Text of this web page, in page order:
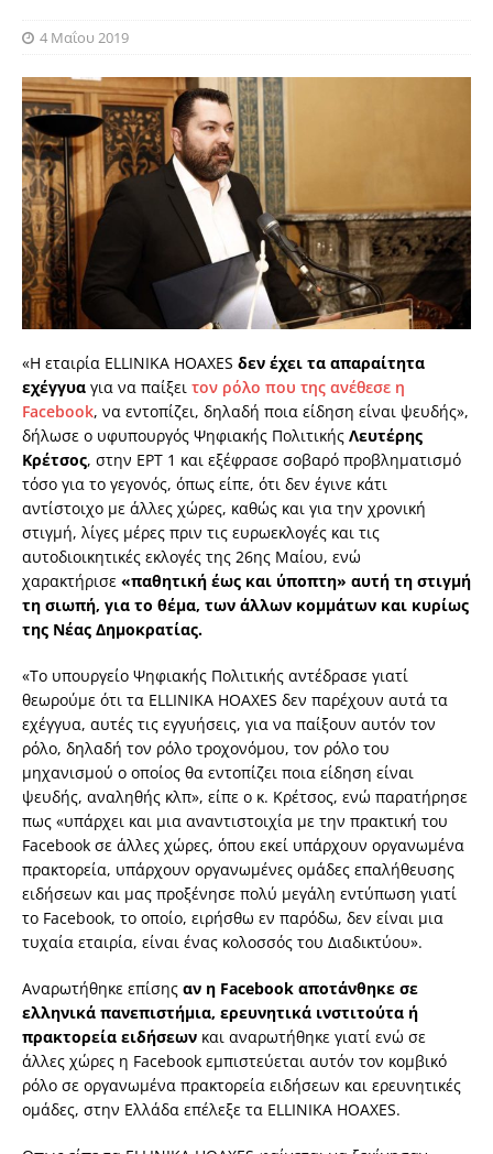
4 Μαΐου 2019
«Η εταιρία ELLINIKA HOAXES δεν έχει τα απαραίτητα
εχέγγυα για να παίξει τον ρόλο που της ανέθεσε η
Facebook, να εντοπίζει, δηλαδή ποια είδηση είναι ψευδής»,
δήλωσε ο υφυπουργός Ψηφιακής Πολιτικής Λευτέρης
Κρέτσος, στην ΕΡΤ 1 και εξέφρασε σοβαρό προβληματισμό
τόσο για το γεγονός, όπως είπε, ότι δεν έγινε κάτι
αντίστοιχο με άλλες χώρες, καθώς και για την χρονική
στιγμή, λίγες μέρες πριν τις ευρωεκλογές και τις
αυτοδιοικητικές εκλογές της 26ης Μαίου, ενώ
χαρακτήρισε «παθητική έως και ύποπτη» αυτή τη στιγμή
τη σιωπή, για το θέμα, των άλλων κομμάτων και κυρίως
της Νέας Δημοκρατίας.
«Το υπουργείο Ψηφιακής Πολιτικής αντέδρασε γιατί
θεωρούμε ότι τα ELLINIKA HOAXES δεν παρέχουν αυτά τα
εχέγγυα, αυτές τις εγγυήσεις, για να παίξουν αυτόν τον
ρόλο, δηλαδή τον ρόλο τροχονόμου, τον ρόλο του
μηχανισμού ο οποίος θα εντοπίζει ποια είδηση είναι
ψευδής, αναληθής κλπ», είπε ο κ. Κρέτσος, ενώ παρατήρησε
πως «υπάρχει και μια αναντιστοιχία με την πρακτική του
Facebook σε άλλες χώρες, όπου εκεί υπάρχουν οργανωμένα
πρακτορεία, υπάρχουν οργανωμένες ομάδες επαλήθευσης
ειδήσεων και μας προξένησε πολύ μεγάλη εντύπωση γιατί
το Facebook, το οποίο, ειρήσθω εν παρόδω, δεν είναι μια
τυχαία εταιρία, είναι ένας κολοσσός του Διαδικτύου».
Αναρωτήθηκε επίσης αν η Facebook αποτάνθηκε σε
ελληνικά πανεπιστήμια, ερευνητικά ινστιτούτα ή
πρακτορεία ειδήσεων και αναρωτήθηκε γιατί ενώ σε
άλλες χώρες η Facebook εμπιστεύεται αυτόν τον κομβικό
ρόλο σε οργανωμένα πρακτορεία ειδήσεων και ερευνητικές
ομάδες, στην Ελλάδα επέλεξε τα ELLΙNIKA HOAXES.